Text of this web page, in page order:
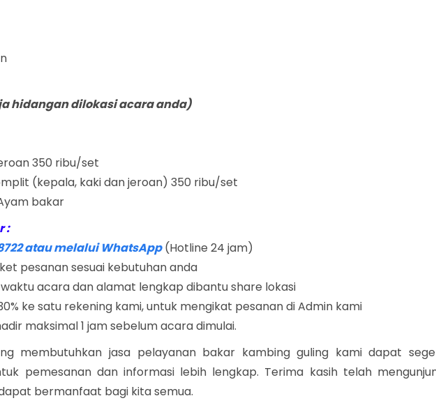
hidangan dilokasi acara anda)
350 ribu/set
(kepala, kaki dan jeroan) 350 ribu/set
bakar
:
atau melalui WhatsApp(Hotline 24 jam)
pesanan sesuai kebutuhan anda
acara dan alamat lengkap dibantu share lokasi
ke satu rekening kami, untuk mengikat pesanan di Admin kami
maksimal 1 jam sebelum acara dimulai.
membutuhkan jasa pelayanan bakar kambing guling kami dapat
pemesanan dan informasi lebih lengkap. Terima kasih telah
bermanfaat bagi kita semua.